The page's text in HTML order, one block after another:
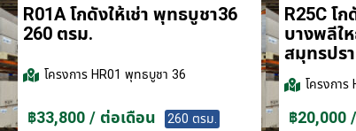
R01A โกดังให้เช่า พุทธบูชา36
260 ตรม.
โครงการHR01 พุทธบูชา 36
฿33,800 / ต่อเดือน 260 ตรม.
R25C โก
บางพลีใ
สมุทรปร
โครงการ
฿20,000